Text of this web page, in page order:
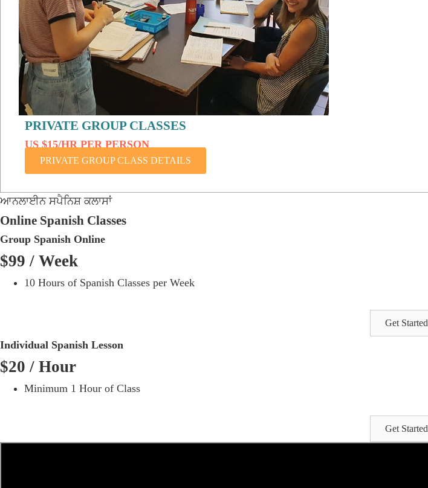
PRIVATE GROUP CLASSES
US $15/HR PER PERSON
PRIVATE GROUP CLASS DETAILS
ਆਨਲਾਈਨ ਸਪੈਨਿਸ਼ ਕਲਾਸਾਂ
Online Spanish Classes
Group Spanish Online
$99 / Week
10 Hours of Spanish Classes per Week
Get Started
Individual Spanish Lesson
$20 / Hour
Minimum 1 Hour of Class
Get Started